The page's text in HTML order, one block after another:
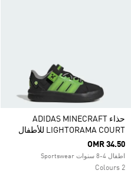
حذاء ADIDAS MINECRAFT
LIGHTORAMA COURT للأطفال
OMR 34.50
اطفال 4-8 سنوات Sportswear
2 Colours